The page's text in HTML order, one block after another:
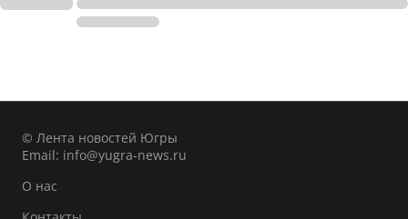
© Лента новостей Югры
Email: info@yugra-news.ru
О нас